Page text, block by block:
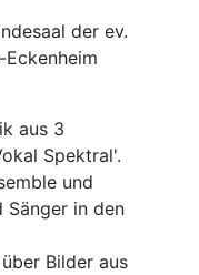
der ev.
aus 3
Spektral'.
und
Sänger in den
Bilder aus